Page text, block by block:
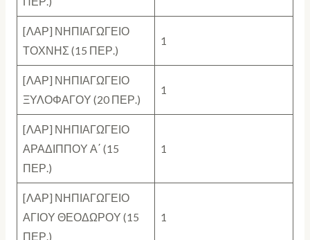
[ΛΑΡ] ΝΗΠΙΑΓΩΓΕΙΟ
ΤΟΧΝΗΣ (15 ΠΕΡ.)
1
[ΛΑΡ] ΝΗΠΙΑΓΩΓΕΙΟ
ΞΥΛΟΦΑΓΟΥ (20 ΠΕΡ.)
1
[ΛΑΡ] ΝΗΠΙΑΓΩΓΕΙΟ
ΑΡΑΔΙΠΠΟΥ Α΄ (15
ΠΕΡ.)
1
[ΛΑΡ] ΝΗΠΙΑΓΩΓΕΙΟ
ΑΓΙΟΥ ΘΕΟΔΩΡΟΥ (15
ΠΕΡ.)
1